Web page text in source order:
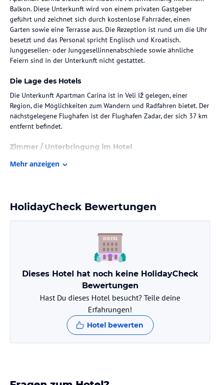
Balkon. Diese Unterkunft wird von einem privaten Gastgeber
geführt und zeichnet sich durch kostenlose Fahrräder, einen
Garten sowie eine Terrasse aus. Die Rezeption ist rund um die Uhr
besetzt und das Personal spricht Englisch und Kroatisch.
Junggesellen- oder Junggesellinnenabschiede sowie ähnliche
Feiern sind in der Unterkunft nicht gestattet.
Die Lage des Hotels
Die Unterkunft Apartman Carina ist in Veli Iž gelegen, einer
Region, die Möglichkeiten zum Wandern und Radfahren bietet. Der
nächstgelegene Flughafen ist der Flughafen Zadar, der sich 37 km
entfernt befindet.
Zimmer / Unterbringung im Hotel
Die Ferienwohnung verfügt über 2 Schlafzimmer, eine voll
Sport und Unterhaltung
Wandern und Radfahren. Ein Tennisplatz befindet sich außerhalb
der Unterkunft und kann gegen zusätzliche Gebühren genutzt
werden. Auch Angeln ist in der Nähe möglich.
Hinweis: Verfasst von HolidayCheck mit Hilfe von KI. Alle
Angaben ohne Gewähr. Bitte lies vor der Buchung die
verbindlichenAngebotsdetailsdes jeweiligen Veranstalters.
Mehr anzeigen
HolidayCheck Bewertungen
Dieses Hotel hat noch keine HolidayCheck
Bewertungen
Hast Du dieses Hotel besucht? Teile deine
Erfahrungen!
Hotel bewerten